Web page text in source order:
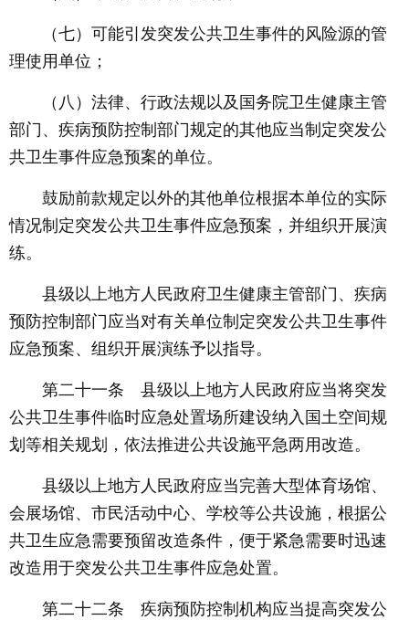
（七）可能引发突发公共卫生事件的风险源的管
理使用单位；
（八）法律、行政法规以及国务院卫生健康主管
部门、疾病预防控制部门规定的其他应当制定突发公
共卫生事件应急预案的单位。
鼓励前款规定以外的其他单位根据本单位的实际
情况制定突发公共卫生事件应急预案，并组织开展演
练。
县级以上地方人民政府卫生健康主管部门、疾病
预防控制部门应当对有关单位制定突发公共卫生事件
应急预案、组织开展演练予以指导。
第二十一条 县级以上地方人民政府应当将突发
公共卫生事件临时应急处置场所建设纳入国土空间规
划等相关规划，依法推进公共设施平急两用改造。
县级以上地方人民政府应当完善大型体育场馆、
会展场馆、市民活动中心、学校等公共设施，根据公
共卫生应急需要预留改造条件，便于紧急需要时迅速
改造用于突发公共卫生事件应急处置。
第二十二条 疾病预防控制机构应当提高突发公